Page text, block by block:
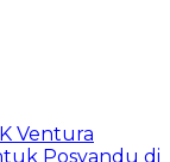
Ventura
Posyandu di